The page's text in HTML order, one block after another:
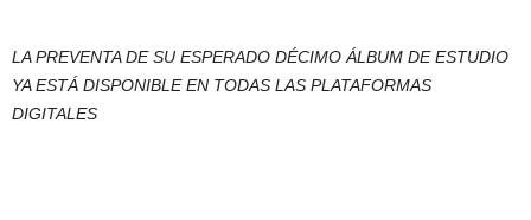
LA PREVENTA DE SU ESPERADO DÉCIMO ÁLBUM DE ESTUDIO
YA ESTÁ DISPONIBLE EN TODAS LAS PLATAFORMAS
DIGITALES